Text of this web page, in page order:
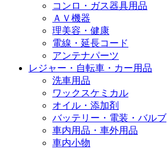
コンロ・ガス器具用品
ＡＶ機器
理美容・健康
電線・延長コード
アンテナパーツ
レジャー・自転車・カー用品
洗車用品
ワックスケミカル
オイル・添加剤
バッテリー・電装・バルブ
車内用品・車外用品
車内小物